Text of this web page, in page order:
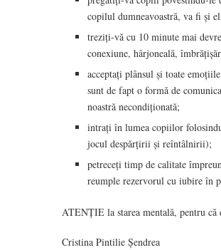
copilul dumneavoastră, va fi și
treziți-vă cu 10 minute mai
conexiune, hârjoneală,
acceptați plânsul și toate
sunt de fapt o formă de
noastră necondiționată;
intrați în lumea copiilor
jocul despărțirii și reîntâlnirii);
petreceți timp de calitate
reumple rezervorul cu iubire în
ATENȚIE la starea mentală, pentru că
Cristina Pintilie Șendrea